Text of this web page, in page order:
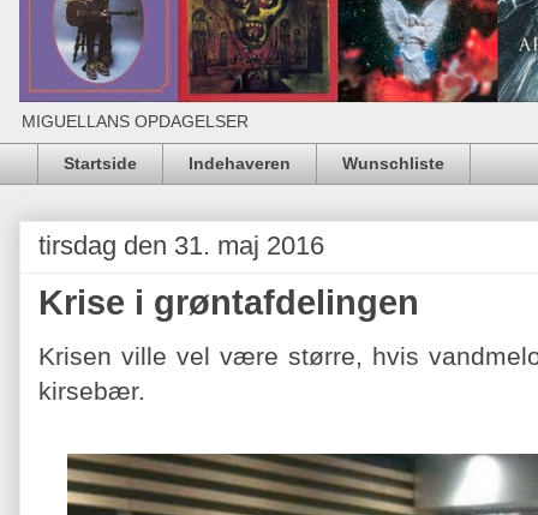
MIGUELLANS OPDAGELSER
Startside Indehaveren Wunschliste
tirsdag den 31. maj 2016
Krise i grøntafdelingen
Krisen ville vel være større, hvis
kirsebær.